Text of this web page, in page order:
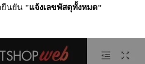
ยืนยัน "แจ้งเลขพัสดุทั้งหมด"